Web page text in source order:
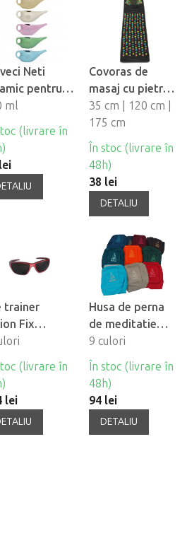
Neti
pentru
nazalã
ml
(livrare în
Covoras de
masaj cu pietre
de
presopunctură
35 cm | 120 cm |
175 cm
În stoc (livrare în
48h)
38 lei
DETALIU
trainer
Fix
(livrare în
lei
Husa de perna
de meditatie
PRANA
9 culori
În stoc (livrare în
48h)
94 lei
DETALIU